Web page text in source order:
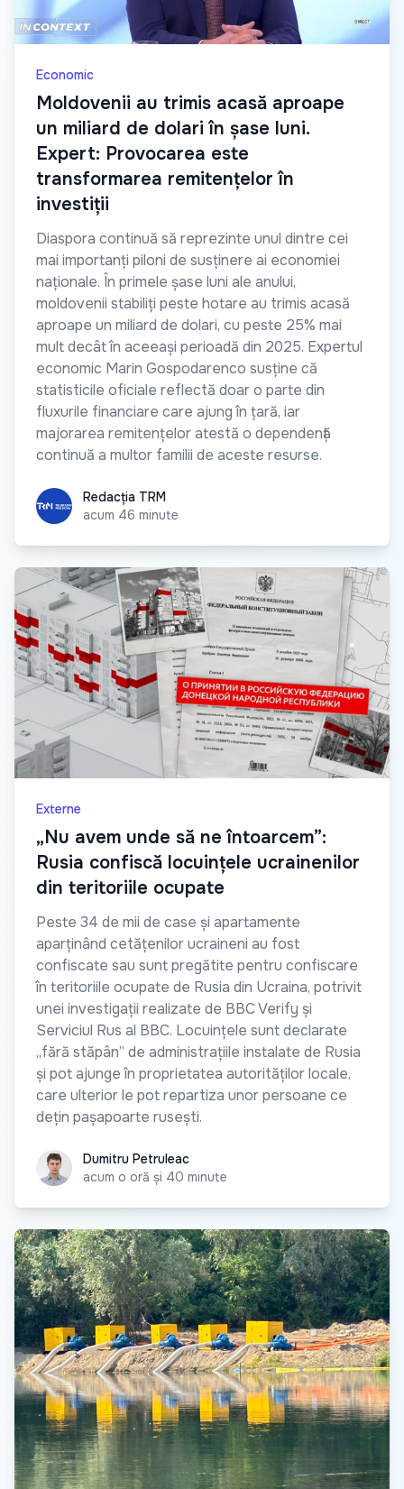
Economic
Moldovenii au trimis acasă aproape
un miliard de dolari în șase luni.
Expert: Provocarea este
transformarea remitențelor în
investiții
Diaspora continuă să reprezinte unul dintre cei
mai importanți piloni de susținere ai economiei
naționale. În primele șase luni ale anului,
moldovenii stabiliți peste hotare au trimis acasă
aproape un miliard de dolari, cu peste 25% mai
mult decât în aceeași perioadă din 2025. Expertul
economic Marin Gospodarenco susține că
statisticile oficiale reflectă doar o parte din
fluxurile financiare care ajung în țară, iar
majorarea remitențelor atestă o dependență
continuă a multor familii de aceste resurse.
Redacția TRM
Redacția TRM
acum 46 minute
Externe
„Nu avem unde să ne întoarcem”:
Rusia confiscă locuințele ucrainenilor
din teritoriile ocupate
Peste 34 de mii de case și apartamente
aparținând cetățenilor ucraineni au fost
confiscate sau sunt pregătite pentru confiscare
în teritoriile ocupate de Rusia din Ucraina, potrivit
unei investigații realizate de BBC Verify și
Serviciul Rus al BBC. Locuințele sunt declarate
„fără stăpân” de administrațiile instalate de Rusia
și pot ajunge în proprietatea autorităților locale,
care ulterior le pot repartiza unor persoane ce
dețin pașapoarte rusești.
Dumitru Petruleac
Dumitru Petruleac
acum o oră și 40 minute